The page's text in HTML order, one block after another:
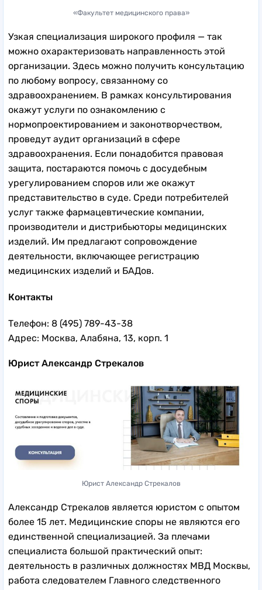
«Факультет медицинского права»
Узкая специализация широкого профиля — так
можно охарактеризовать направленность этой
организации. Здесь можно получить консультацию
по любому вопросу, связанному со
здравоохранением. В рамках консультирования
окажут услуги по ознакомлению с
нормопроектированием и законотворчеством,
проведут аудит организаций в сфере
здравоохранения. Если понадобится правовая
защита, постараются помочь с досудебным
урегулированием споров или же окажут
представительство в суде. Среди потребителей
услуг также фармацевтические компании,
производители и дистрибьюторы медицинских
изделий. Им предлагают сопровождение
деятельности, включающее регистрацию
медицинских изделий и БАДов.
Контакты
Телефон: 8 (495) 789-43-38
Адрес: Москва, Алабяна, 13, корп. 1
Юрист Александр Стрекалов
Юрист Александр Стрекалов
Александр Стрекалов является юристом с опытом
более 15 лет. Медицинские споры не являются его
единственной специализацией. За плечами
специалиста большой практический опыт:
деятельность в различных должностях МВД Москвы,
работа следователем Главного следственного